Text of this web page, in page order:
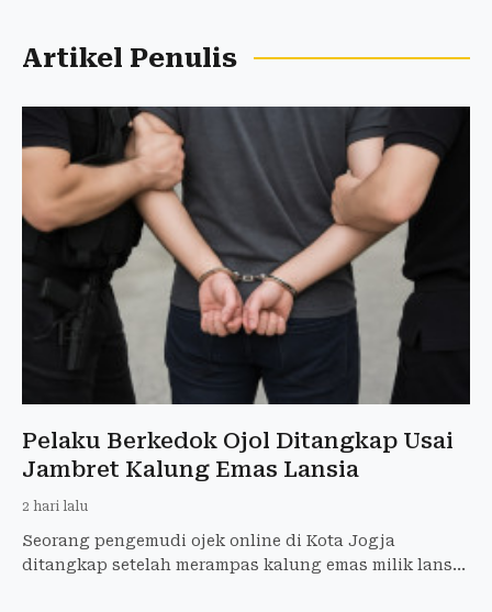
Artikel Penulis
Pelaku Berkedok Ojol Ditangkap Usai
Jambret Kalung Emas Lansia
2 hari lalu
Seorang pengemudi ojek online di Kota Jogja
ditangkap setelah merampas kalung emas milik lansia